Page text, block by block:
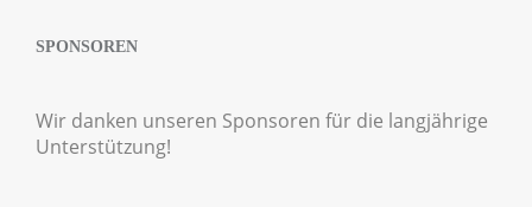
SPONSOREN
Wir danken unseren Sponsoren für die langjährige
Unterstützung!